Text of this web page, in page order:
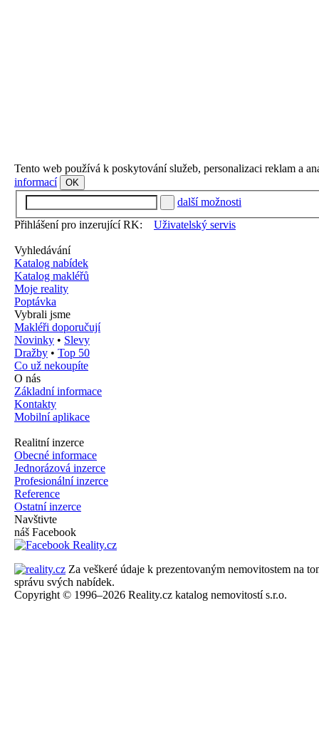
Tento web používá k poskytování služeb, personalizaci reklam a
informací
OK
další možnosti
Přihlášení pro inzerující RK:
Uživatelský servis
Vyhledávání
Katalog nabídek
Katalog makléřů
Moje reality
Poptávka
Vybrali jsme
Makléři doporučují
Novinky • Slevy
Dražby • Top 50
Co už nekoupíte
O nás
Základní informace
Kontakty
Mobilní aplikace
Realitní inzerce
Obecné informace
Jednorázová inzerce
Profesionální inzerce
Reference
Ostatní inzerce
Navštivte
náš Facebook
Za veškeré údaje k prezentovaným nemovitostem na
správu svých nabídek.
Copyright © 1996–2026 Reality.cz katalog nemovitostí s.r.o.